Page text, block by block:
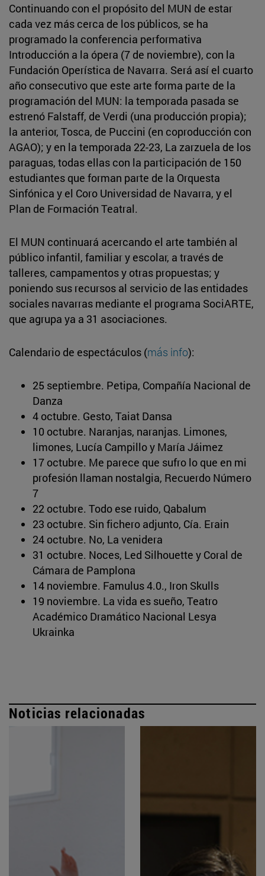
Continuando con el propósito del MUN de estar
cada vez más cerca de los públicos, se ha
programado la conferencia performativa
Introducción a la ópera (7 de noviembre), con la
Fundación Operística de Navarra. Será así el cuarto
año consecutivo que este arte forma parte de la
programación del MUN: la temporada pasada se
estrenó Falstaff, de Verdi (una producción propia);
la anterior, Tosca, de Puccini (en coproducción con
AGAO); y en la temporada 22-23, La zarzuela de los
paraguas, todas ellas con la participación de 150
estudiantes que forman parte de la Orquesta
Sinfónica y el Coro Universidad de Navarra, y el
Plan de Formación Teatral.
El MUN continuará acercando el arte también al
público infantil, familiar y escolar, a través de
talleres, campamentos y otras propuestas; y
poniendo sus recursos al servicio de las entidades
sociales navarras mediante el programa SociARTE,
que agrupa ya a 31 asociaciones.
Calendario de espectáculos (más info):
25 septiembre. Petipa, Compañía Nacional de
Danza
4 octubre. Gesto, Taiat Dansa
10 octubre. Naranjas, naranjas. Limones,
limones, Lucía Campillo y María Jáimez
17 octubre. Me parece que sufro lo que en mi
profesión llaman nostalgia, Recuerdo Número
7
22 octubre. Todo ese ruido, Qabalum
23 octubre. Sin fichero adjunto, Cía. Erain
24 octubre. No, La venidera
31 octubre. Noces, Led Silhouette y Coral de
Cámara de Pamplona
14 noviembre. Famulus 4.0., Iron Skulls
19 noviembre. La vida es sueño, Teatro
Académico Dramático Nacional Lesya
Ukrainka
Noticias relacionadas